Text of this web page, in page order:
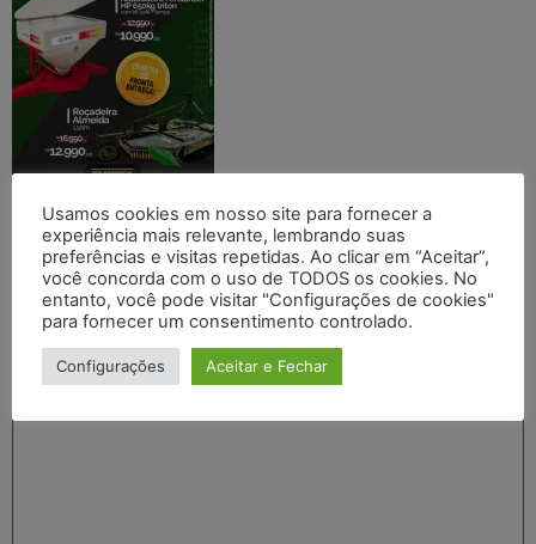
Deixe um comentário
O seu endereço de e-mail não será publicado.
obrigatórios são marcados com*
Usamos cookies em nosso site para fornecer a
experiência mais relevante, lembrando suas
preferências e visitas repetidas. Ao clicar em “Aceitar”,
você concorda com o uso de TODOS os cookies. No
entanto, você pode visitar "Configurações de cookies"
para fornecer um consentimento controlado.
Configurações Aceitar e Fechar